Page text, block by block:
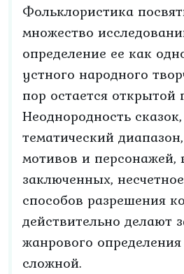
Фольклористика
множество
определение ее как
устного народного
пор остается открытой
Неоднородность
тематический
мотивов и персонажей,
заключенных,
способов разрешения
действительно делают
жанрового
сложной.